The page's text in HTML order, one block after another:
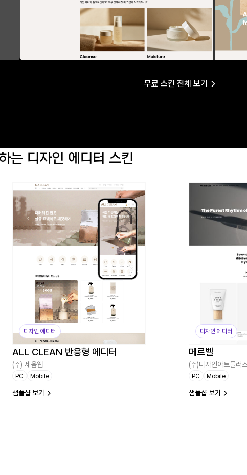
무료 스킨 전체 보기
는 디자인 에디터 스킨
디자인 에디터
ALL CLEAN 반응형 에디터
(주) 세움웹
PC Mobile
샘플샵 보기
디자인 에디터
메르벨
(주)디자인아트플러스
PC Mobile
샘플샵 보기